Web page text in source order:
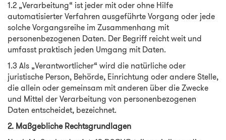
1.2 „Verarbeitung“ ist jeder mit oder ohne Hilfe
automatisierter Verfahren ausgeführte Vorgang oder jede
solche Vorgangsreihe im Zusammenhang mit
personenbezogenen Daten. Der Begriff reicht weit und
umfasst praktisch jeden Umgang mit Daten.
1.3 Als „Verantwortlicher“ wird die natürliche oder
juristische Person, Behörde, Einrichtung oder andere Stelle,
die allein oder gemeinsam mit anderen über die Zwecke
und Mittel der Verarbeitung von personenbezogenen
Daten entscheidet, bezeichnet.
2. Maßgebliche Rechtsgrundlagen